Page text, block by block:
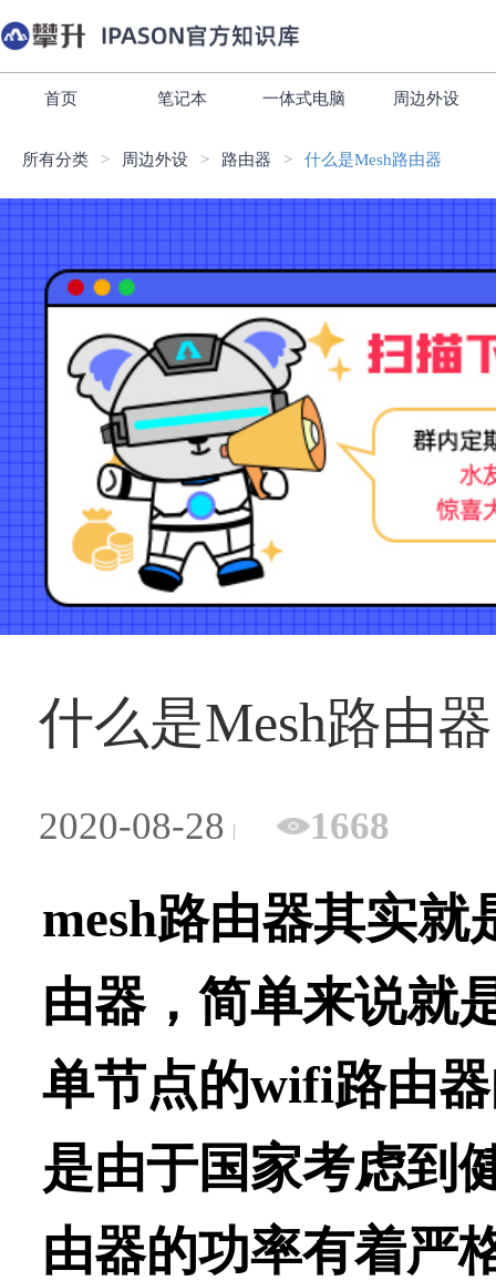
首页 笔记本 一体式电脑 周边外设
所有分类 周边外设 路由器 什么是Mesh路由器
什么是Mesh路由器
2020-08-28 1668
mesh路由器其实
由器，简单来说就
单节点的wifi路由
是由于国家考虑到
由器的功率有着严